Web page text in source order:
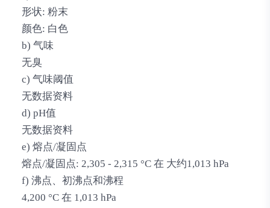
形状: 粉末
颜色: 白色
b) 气味
无臭
c) 气味阈值
无数据资料
d) pH值
无数据资料
e) 熔点/凝固点
熔点/凝固点: 2,305 - 2,315 °C 在 大约1,013 hPa
f) 沸点、初沸点和沸程
4,200 °C 在 1,013 hPa